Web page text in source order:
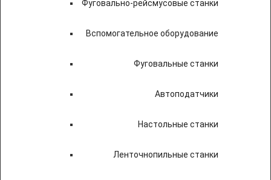
Фуговально-рейсмусовые станки
Вспомогательное оборудование
Фуговальные станки
Автоподатчики
Настольные станки
Ленточнопильные станки